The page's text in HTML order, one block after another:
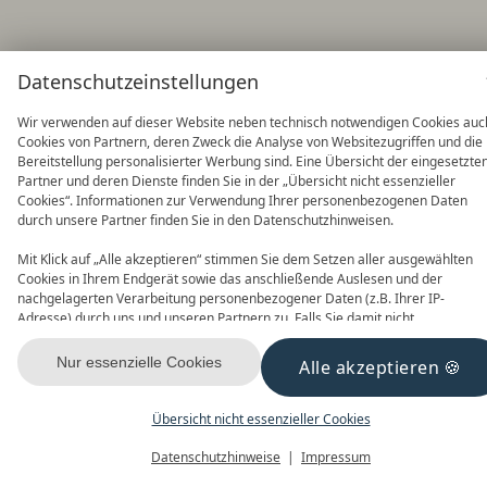
Datenschutzeinstellungen
Wir verwenden auf dieser Website neben technisch notwendigen Cookies
Cookies von Partnern, deren Zweck die Analyse von Websitezugriffen und die
Bereitstellung personalisierter Werbung sind. Eine Übersicht der
Partner und deren Dienste finden Sie in der „Übersicht nicht essenzieller
Cookies“. Informationen zur Verwendung Ihrer personenbezogenen Daten
durch unsere Partner finden Sie in den Datenschutzhinweisen.
Mit Klick auf „Alle akzeptieren“ stimmen Sie dem Setzen aller ausgewählten
Cookies in Ihrem Endgerät sowie das anschließende Auslesen und der
nachgelagerten Verarbeitung personenbezogener Daten (z.B. Ihrer IP-
Adresse) durch uns und unseren Partnern zu. Falls Sie damit nicht
einverstanden sind, klicken Sie bitte auf „Nur essenzielle Cookies“. Eine
individuelle Auswahl können Sie unter „Übersicht nicht essenzieller Cookies“
tätigen. Sie können Ihre Auswahl im Fußbereich dieser Website oder in den
Datenschutzhinweisen jederzeit aufrufen und ändern.
Alle akzeptieren
Nur essenzielle Cookies
Übersicht nicht essenzieller Cookies
Datenschutzhinweise Impressum